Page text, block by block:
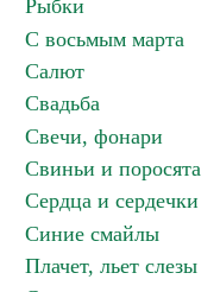
Рыбки
С восьмым марта
Салют
Свадьба
Свечи, фонари
Свиньи и поросята
Сердца и сердечки
Синие смайлы
Плачет, льет слезы